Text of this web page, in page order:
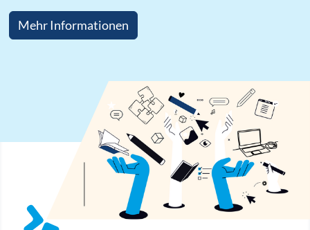
Mehr Informationen